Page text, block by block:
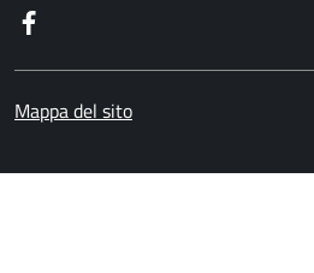
Mappa del sito